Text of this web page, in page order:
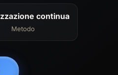
continua
Metodo